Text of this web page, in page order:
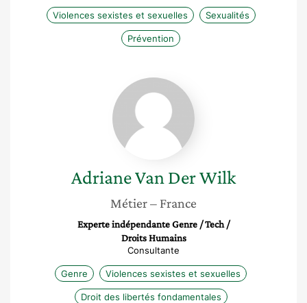
Violences sexistes et sexuelles Sexualités
Prévention
Adriane
Van
Wilk
AdrianeVan Der Wilk
Métier– France
Experte indépendante Genre / Tech /
Droits Humains
Consultante
Genre Violences sexistes et sexuelles
Droit des libertés fondamentales